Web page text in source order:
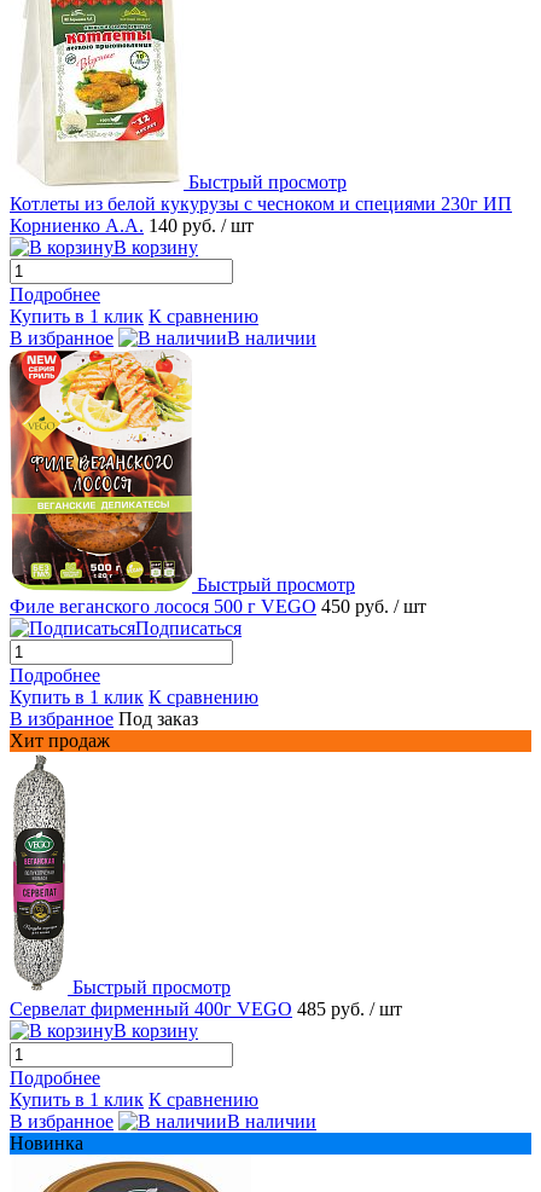
Быстрый просмотр
Котлеты из белой кукурузы с чесноком и специями 230г ИП
Корниенко А.А. 140 руб. / шт
В корзину
Подробнее
Купить в 1 клик К сравнению
В избранное
В наличии
Быстрый просмотр
Филе веганского лосося 500 г VEGO 450 руб. / шт
Подписаться
Подробнее
Купить в 1 клик К сравнению
В избранное Под заказ
Хит продаж
Быстрый просмотр
Сервелат фирменный 400г VEGO 485 руб. / шт
В корзину
Подробнее
Купить в 1 клик К сравнению
В избранное
В наличии
Новинка